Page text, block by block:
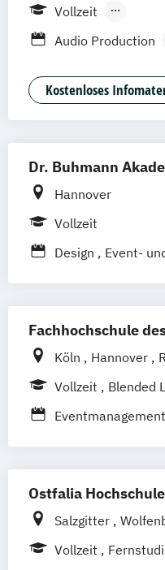
Köln Leipzig
Vollzeit
Audio Production
Digital Film
Game Art
Professional
Professional
Industries)
Software
Kostenloses
Dr. Buhmann
Hannover
Vollzeit
Design
Event-
Fachhochschule
Köln Hannover
Bielefeld
Berlin
Vollzeit Blended
Digitales Marketing
Sportjournalismus
Ostfalia Hochschule
Salzgitter
Vollzeit